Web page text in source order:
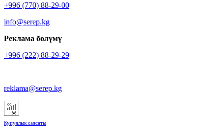
+996 (770) 88-29-00
info@serep.kg
Реклама бөлүмү
+996 (222) 88-29-29
reklama@serep.kg
Купуялык саясаты